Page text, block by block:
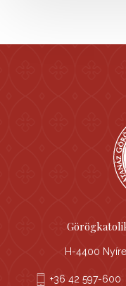
H-4400
+36 42 597-600